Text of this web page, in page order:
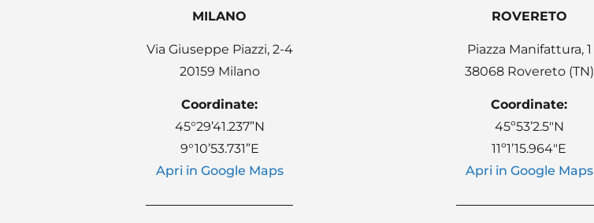
MILANO
Via Giuseppe Piazzi, 2-4
20159 Milano
Coordinate:
45°29’41.237”N
9°10’53.731”E
Apri in Google Maps
ROVERETO
Piazza Manifattura, 1
38068 Rovereto (TN)
Coordinate:
45º53’2.5″N
11º1’15.964″E
Apri in Google Maps